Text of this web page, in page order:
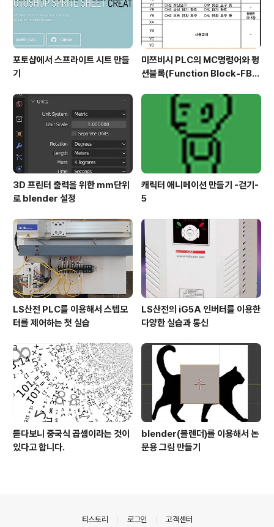
..
포토샵에서 스프라이트 시트 만들
기
미쯔비시 PLC의 MC명령어와 펑
션블록(Function Block-FB)
3D 프린터 출력을 위한 mm단위
로 blender 설정
캐릭터 애니메이션 만들기 -걷기-
5
LS산전 PLC를 이용해서 스텝모
터를 제어하는 첫 실습
LS산전의 iG5A 인버터를 이용한
다양한 실습과 통신
듣다보니 중국식 곱셈이라는 것이
있다고 합니다.
blender(블렌더)를 이용해서 논
문용 그림 만들기
티스토리 로그인 고객센터